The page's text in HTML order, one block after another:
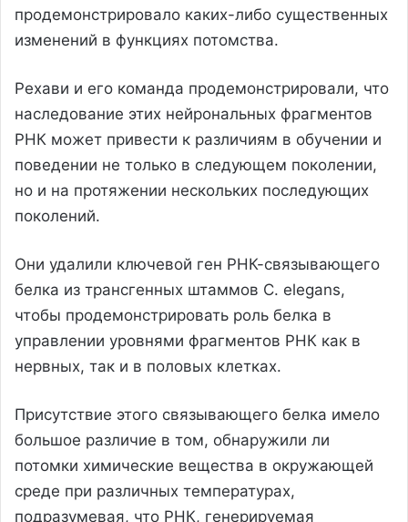
продемонстрировало каких-либо существенных
изменений в функциях потомства.
Рехави и его команда продемонстрировали, что
наследование этих нейрональных фрагментов
РНК может привести к различиям в обучении и
поведении не только в следующем поколении,
но и на протяжении нескольких последующих
поколений.
Они удалили ключевой ген РНК-связывающего
белка из трансгенных штаммов C. elegans,
чтобы продемонстрировать роль белка в
управлении уровнями фрагментов РНК как в
нервных, так и в половых клетках.
Присутствие этого связывающего белка имело
большое различие в том, обнаружили ли
потомки химические вещества в окружающей
среде при различных температурах,
подразумевая, что РНК, генерируемая